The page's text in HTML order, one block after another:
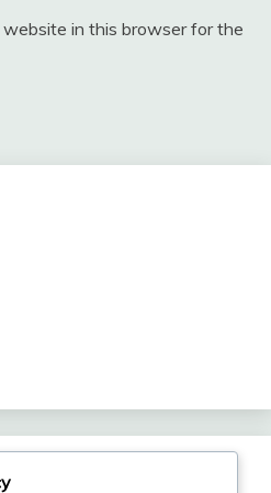
website in this browser for the